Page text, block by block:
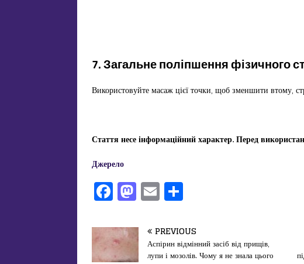
7. Загальне поліпшення фізичного
Використовуйте масаж цієї точки, щоб зменшити втому,
Стаття несе інформаційний характер. Перед
Джерело
F
a
c
e
M
a
st
o
E
m
ai
l
іл
и
PREVIOUS
Аспірин відмінний засіб від прищів,
лупи і мозолів. Чому я не знала цього